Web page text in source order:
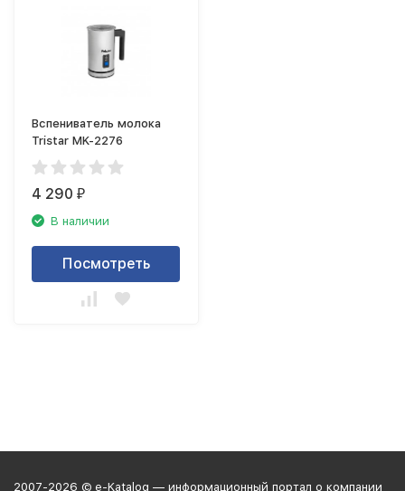
Вспениватель молока
Tristar MK-2276
4 290₽
В наличии
Посмотреть
2007-2026 © e-Katalog — информационный портал о компании